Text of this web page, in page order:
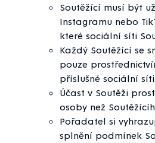
Soutěžící musí být
Instagramu nebo
které sociální síti
Každý Soutěžící se
pouze
příslušné sociální síti.
Účast v Soutěži
osoby než
Pořadatel si
splnění podmínek